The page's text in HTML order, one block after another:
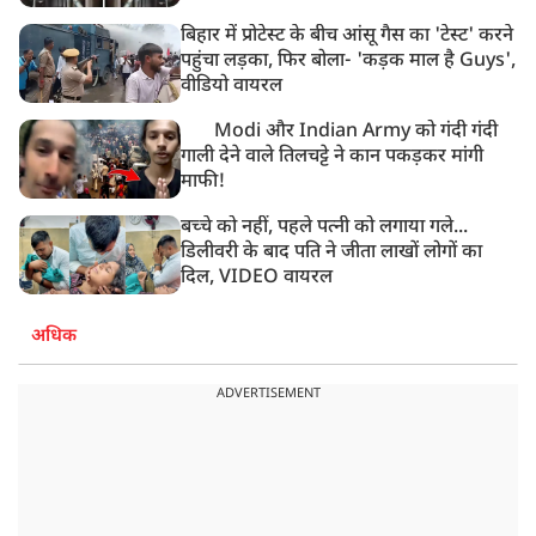
बिहार में प्रोटेस्ट के बीच आंसू गैस का 'टेस्ट' करने
पहुंचा लड़का, फिर बोला- 'कड़क माल है Guys',
वीडियो वायरल
Modi और Indian Army को गंदी गंदी
गाली देने वाले तिलचट्टे ने कान पकड़कर मांगी
माफी!
बच्चे को नहीं, पहले पत्नी को लगाया गले...
डिलीवरी के बाद पति ने जीता लाखों लोगों का
दिल, VIDEO वायरल
अधिक
ADVERTISEMENT